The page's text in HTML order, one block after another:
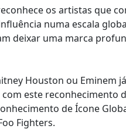
os artistas que
numa escala
deixar uma marca
Houston ou Eminem
este reconhecimento
de Ícone
Fighters.